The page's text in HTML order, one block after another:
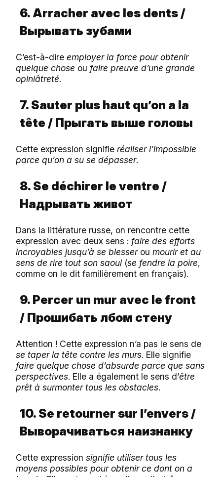
6. Arracher avec les dents /
Вырывать зубами
C’est-à-dire employer la force pour obtenir
quelque chose ou faire preuve d’une grande
opiniâtreté.
7. Sauter plus haut qu’on a la
tête / Прыгать выше головы
Cette expression signifie réaliser l’impossible
parce qu’on a su se dépasser.
8. Se déchirer le ventre /
Надрывать живот
Dans la littérature russe, on rencontre cette
expression avec deux sens : faire des efforts
incroyables jusqu’à se blesserou mourir et au
sens de rire tout son saoul (se fendre la poire,
comme on le dit familièrement en français).
9. Percer un mur avec le front
/ Прошибать лбом стену
Attention ! Cette expression n’a pas le sens de
se taper la tête contre les murs. Elle signifie
faire quelque chose d’absurde parce que sans
perspectives. Elle a également le sens d’être
prêt à surmonter tous les obstacles.
10. Se retourner sur l’envers /
Выворачиваться наизнанку
Cette expression signifie utiliser tous les
moyens possibles pour obtenir ce dont on a